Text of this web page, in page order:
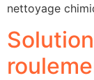
nettoyage